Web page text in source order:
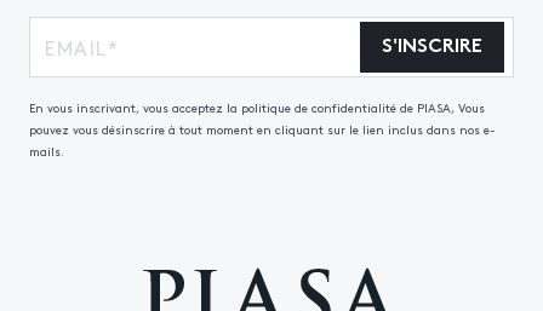
S'INSCRIRE
En vous inscrivant, vous acceptez la politique de confidentialité de PIASA, Vous
pouvez vous désinscrire à tout moment en cliquant sur le lien inclus dans nos e-
mails.